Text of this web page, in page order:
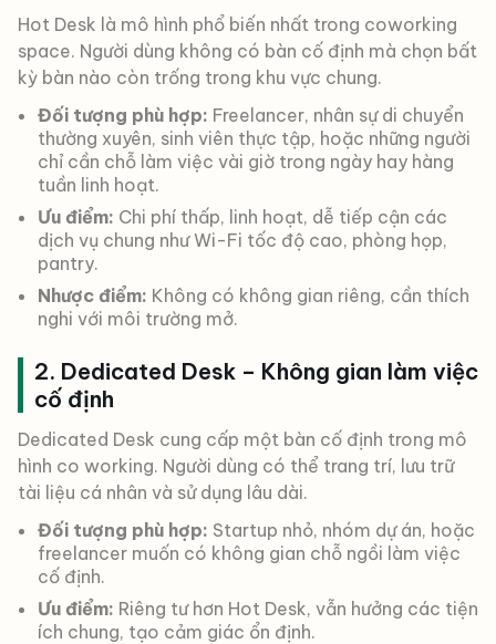
Hot Desk là mô hình phổ biến nhất trong coworking
space. Người dùng không có bàn cố định mà chọn bất
kỳ bàn nào còn trống trong khu vực chung.
Đối tượng phù hợp: Freelancer, nhân sự di chuyển
thường xuyên, sinh viên thực tập, hoặc những người
chỉ cần chỗ làm việc vài giờ trong ngày hay hàng
tuần linh hoạt.
Ưu điểm: Chi phí thấp, linh hoạt, dễ tiếp cận các
dịch vụ chung như Wi-Fi tốc độ cao, phòng họp,
pantry.
Nhược điểm: Không có không gian riêng, cần thích
nghi với môi trường mở.
2. Dedicated Desk – Không gian làm việc
cố định
Dedicated Desk cung cấp một bàn cố định trong mô
hình co working. Người dùng có thể trang trí, lưu trữ
tài liệu cá nhân và sử dụng lâu dài.
Đối tượng phù hợp: Startup nhỏ, nhóm dự án, hoặc
freelancer muốn có không gian chỗ ngồi làm việc
cố định.
Ưu điểm: Riêng tư hơn Hot Desk, vẫn hưởng các tiện
ích chung, tạo cảm giác ổn định.